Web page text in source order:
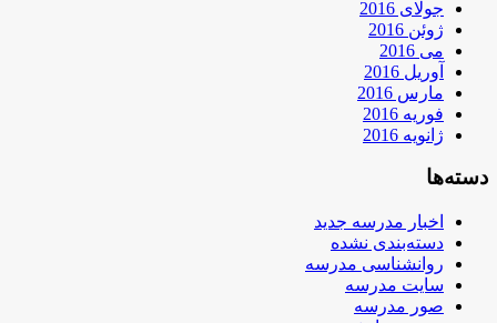
جولای 2016
ژوئن 2016
می 2016
آوریل 2016
مارس 2016
فوریه 2016
ژانویه 2016
دسته‌ها
اخبار مدرسه جدید
دسته‌بندی نشده
روانشناسی مدرسه
سایت مدرسه
صور مدرسه